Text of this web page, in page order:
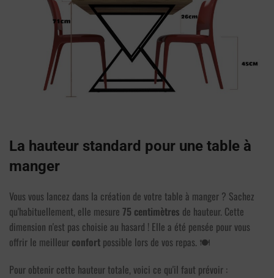
La hauteur standard pour une table à
manger
Vous vous lancez dans la création de votre table à manger ? Sachez
qu'habituellement, elle mesure 75 centimètres de hauteur. Cette
dimension n'est pas choisie au hasard ! Elle a été pensée pour vous
offrir le meilleur confort possible lors de vos repas. 🍽️
Pour obtenir cette hauteur totale, voici ce qu'il faut prévoir :